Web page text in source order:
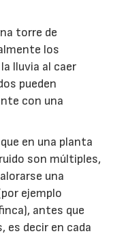
torre de
los
lluvia al caer
pueden
con una
en una planta
son múltiples,
una
ejemplo
antes que
es decir en cada